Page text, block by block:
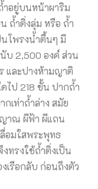
ำอยู่บนหน้าผาริม
ถ้ำติ่งลุ่ม หรือ ถ้ำ
โพรงน้ำตื้นๆ มี
บ 2,500 องค์ ส่วน
และปางห้ามญาติ
ไป 218 ขั้น ปากถ้ำ
เท่าถ้ำล่าง สมัย
าณ ผีฟ้า ผีแถน
ลื่อมใสพระพุทธ
ทรงใช้ถ้ำติ่งเป็น
เรือกลับ ก่อนถึงตัว